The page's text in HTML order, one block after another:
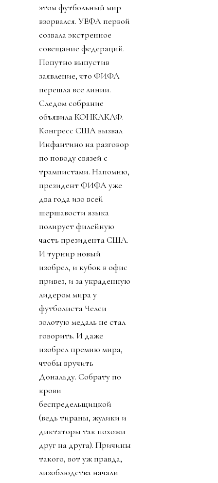
этом футбольный мир
взорвался. УЕФА первой
созвала экстренное
совещание федераций.
Попутно выпустив
заявление, что ФИФА
перешла все линии.
Следом собрание
объявила КОНКАКАФ.
Конгресс США вызвал
Инфантино на разговор
по поводу связей с
трампистами. Напомню,
президент ФИФА уже
два года изо всей
шершавости языка
полирует филейную
часть президента США.
И турнир новый
изобрел, и кубок в офис
привез, и за украденную
лидером мира у
футболиста Челси
золотую медаль не стал
говорить. И даже
изобрел премию мира,
чтобы вручить
Дональду. Собрату по
крови
беспредельщицкой
(ведь тираны, жулики и
диктаторы так похожи
друг на друга). Причины
такого, вот уж правда,
лизоблюдства начали